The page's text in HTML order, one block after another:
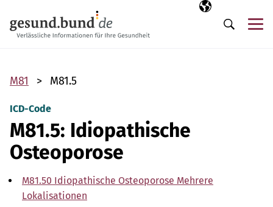
Ausgewählte
DE
Suche
M81 M81.5
ICD-Code
M81.5: Idiopathische
Osteoporose
M81.50 Idiopathische Osteoporose Mehrere
Lokalisationen